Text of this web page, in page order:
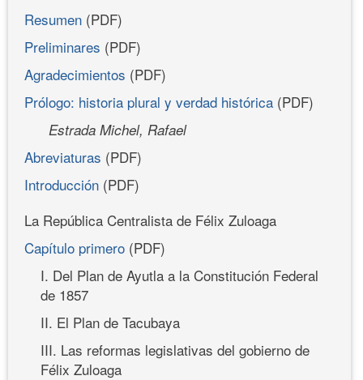
Resumen (PDF)
Preliminares (PDF)
Agradecimientos (PDF)
Prólogo: historia plural y verdad histórica (PDF)
Estrada Michel, Rafael
Abreviaturas (PDF)
Introducción (PDF)
La República Centralista de Félix Zuloaga
Capítulo primero (PDF)
I. Del Plan de Ayutla a la Constitución Federal
de 1857
II. El Plan de Tacubaya
III. Las reformas legislativas del gobierno de
Félix Zuloaga